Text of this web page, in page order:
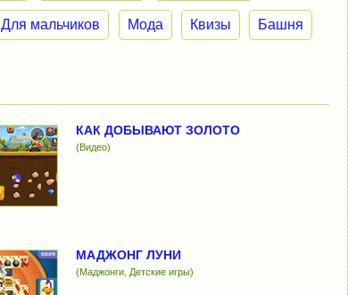
Для мальчиков Мода Квизы Башня
КАК ДОБЫВАЮТ ЗОЛОТО
(Видео)
МАДЖОНГ ЛУНИ
(Маджонги, Детские игры)